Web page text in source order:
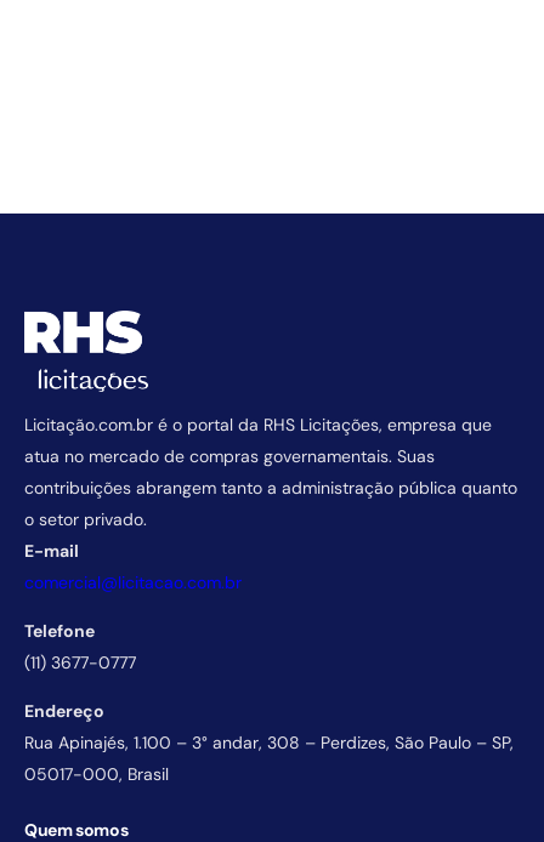
Licitação.com.br é o portal da RHS Licitações, empresa que
atua no mercado de compras governamentais. Suas
contribuições abrangem tanto a administração pública quanto
o setor privado.
E-mail
comercial@licitacao.com.br
Telefone
(11) 3677-0777
Endereço
Rua Apinajés, 1.100 – 3° andar, 308 – Perdizes, São Paulo – SP,
05017-000, Brasil
Quem somos